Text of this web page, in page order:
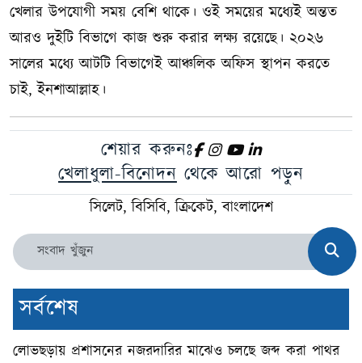
খেলার উপযোগী সময় বেশি থাকে। ওই সময়ের মধ্যেই অন্তত
আরও দুইটি বিভাগে কাজ শুরু করার লক্ষ্য রয়েছে। ২০২৬
সালের মধ্যে আটটি বিভাগেই আঞ্চলিক অফিস স্থাপন করতে
চাই, ইনশাআল্লাহ।
শেয়ার করুনঃ
খেলাধুলা-বিনোদন থেকে আরো পড়ুন
সিলেট, বিসিবি, ক্রিকেট, বাংলাদেশ
সর্বশেষ
লোভছড়ায় প্রশাসনের নজরদারির মাঝেও চলছে জব্দ করা পাথর